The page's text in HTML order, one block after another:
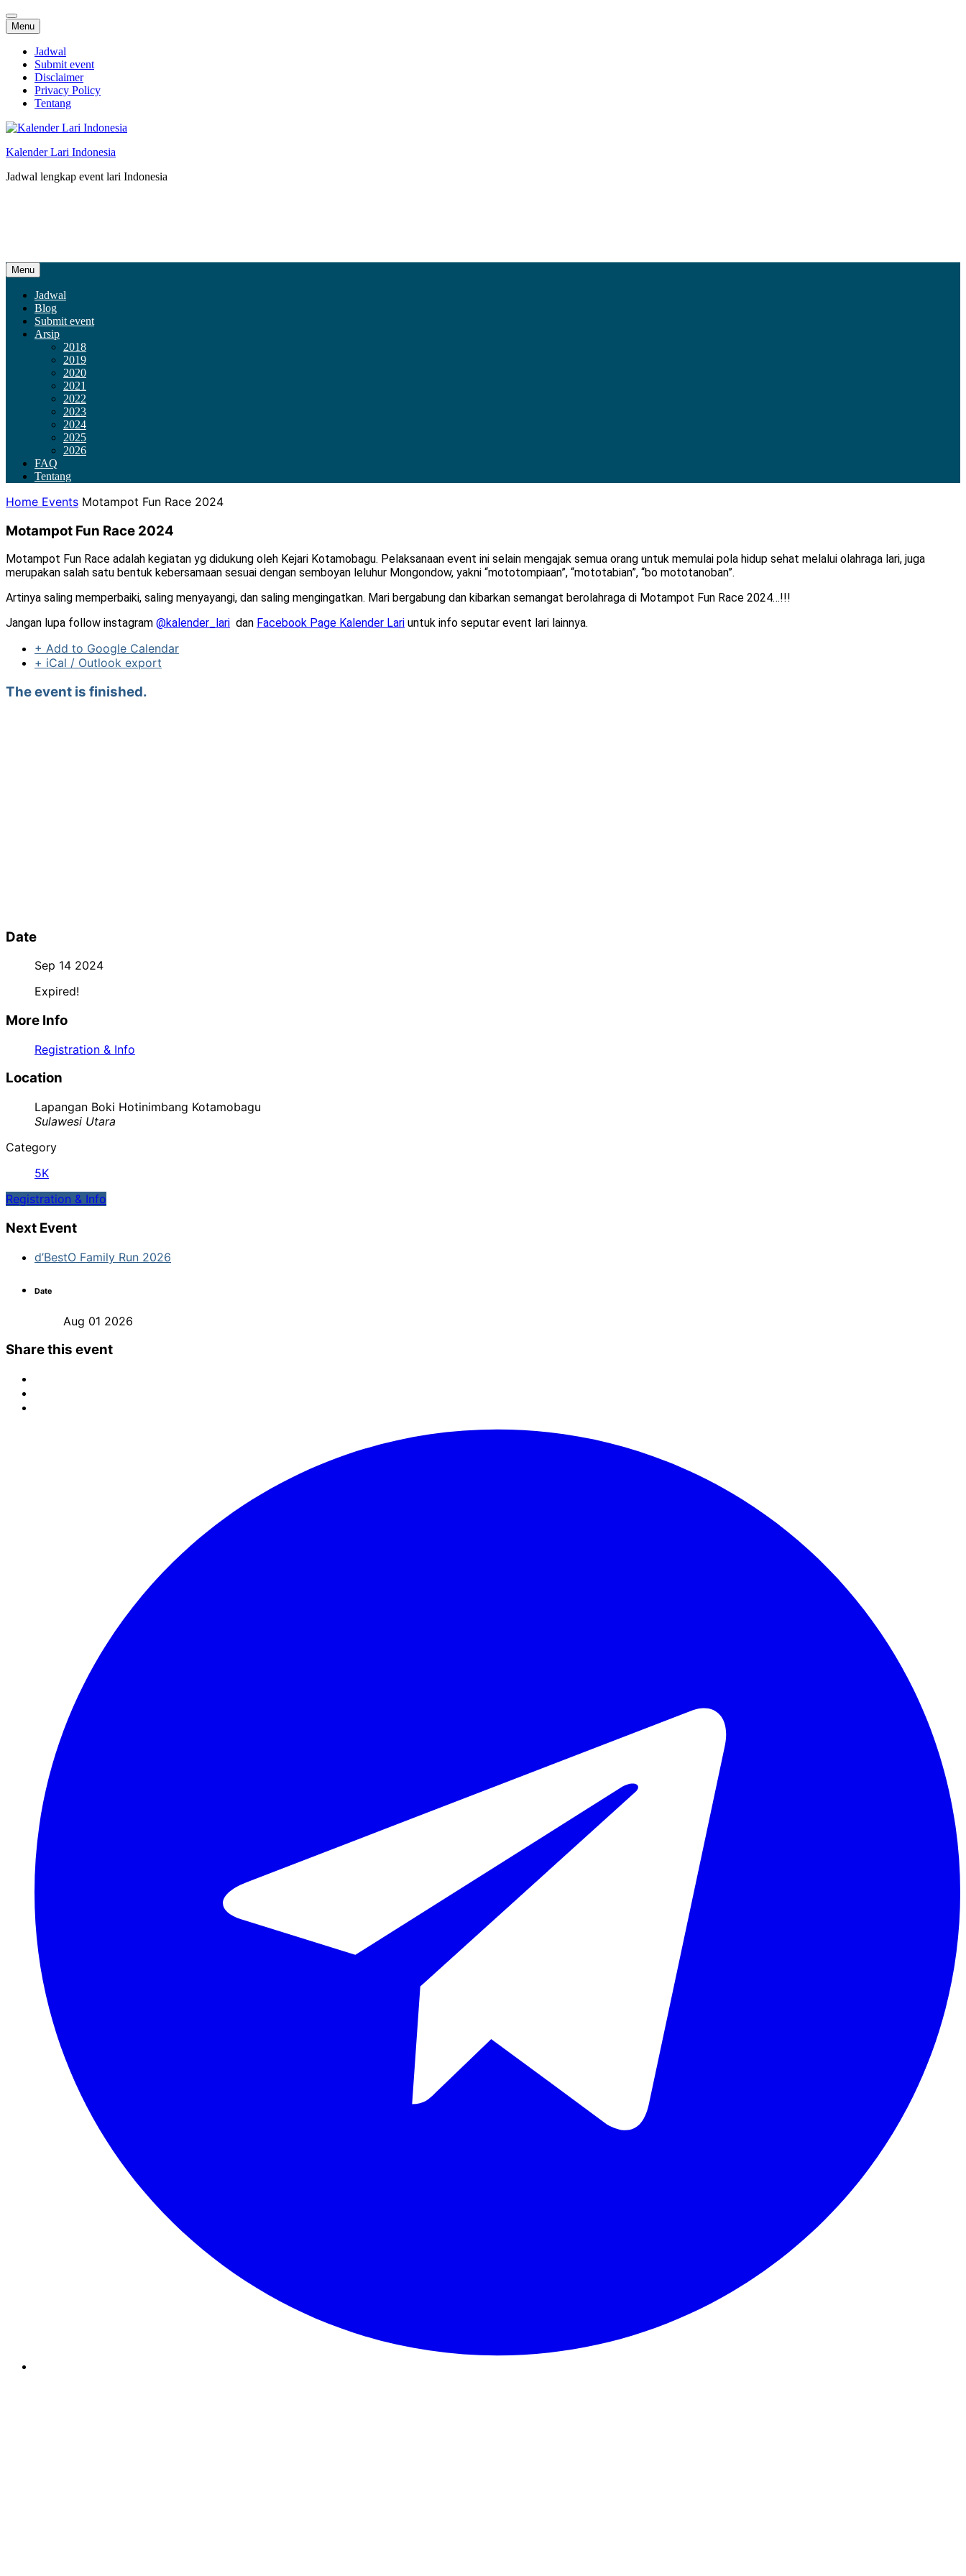
Menu Skip
to
content
Jadwal
Submit event
Disclaimer
Privacy Policy
Tentang
Kalender Lari Indonesia
Jadwal lengkap event lari Indonesia
Menu Skip
to
content
Jadwal
Blog
Submit event
Arsip
2018
2019
2020
2021
2022
2023
2024
2025
2026
FAQ
Tentang
Home Events Motampot Fun Race 2024
Motampot Fun Race 2024
Motampot Fun Race adalah kegiatan yg didukung oleh Kejari Kotamobagu. Pelaksanaan event ini selain mengajak semua orang untuk memulai pola hidup sehat melalui olahraga lari, juga
merupakan salah satu bentuk kebersamaan sesuai dengan semboyan leluhur Mongondow, yakni “mototompiaan”, “mototabian”, “bo mototanoban”.
Artinya saling memperbaiki, saling menyayangi, dan saling mengingatkan. Mari bergabung dan kibarkan semangat berolahraga di Motampot Fun Race 2024…!!!
Jangan lupa follow instagram @kalender_lari dan Facebook Page Kalender Lari untuk info seputar event lari lainnya.
+ Add to Google Calendar
+ iCal / Outlook export
The event is finished.
Date
Sep 14 2024
Expired!
More Info
Registration & Info
Location
Lapangan Boki Hotinimbang Kotamobagu
Sulawesi Utara
Category
5K
Registration & Info
Next Event
d’BestO Family Run 2026
Date
Aug 01 2026
Share this event